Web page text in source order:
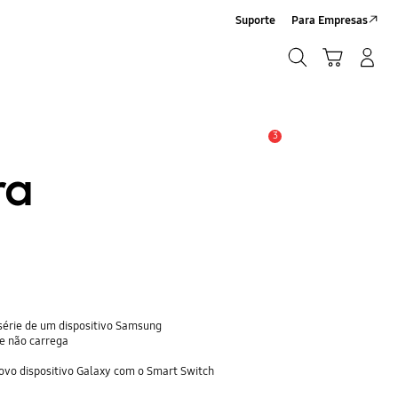
Suporte Para Empresas
3
de um dispositivo Samsung
não carrega
dispositivo Galaxy com o Smart Switch